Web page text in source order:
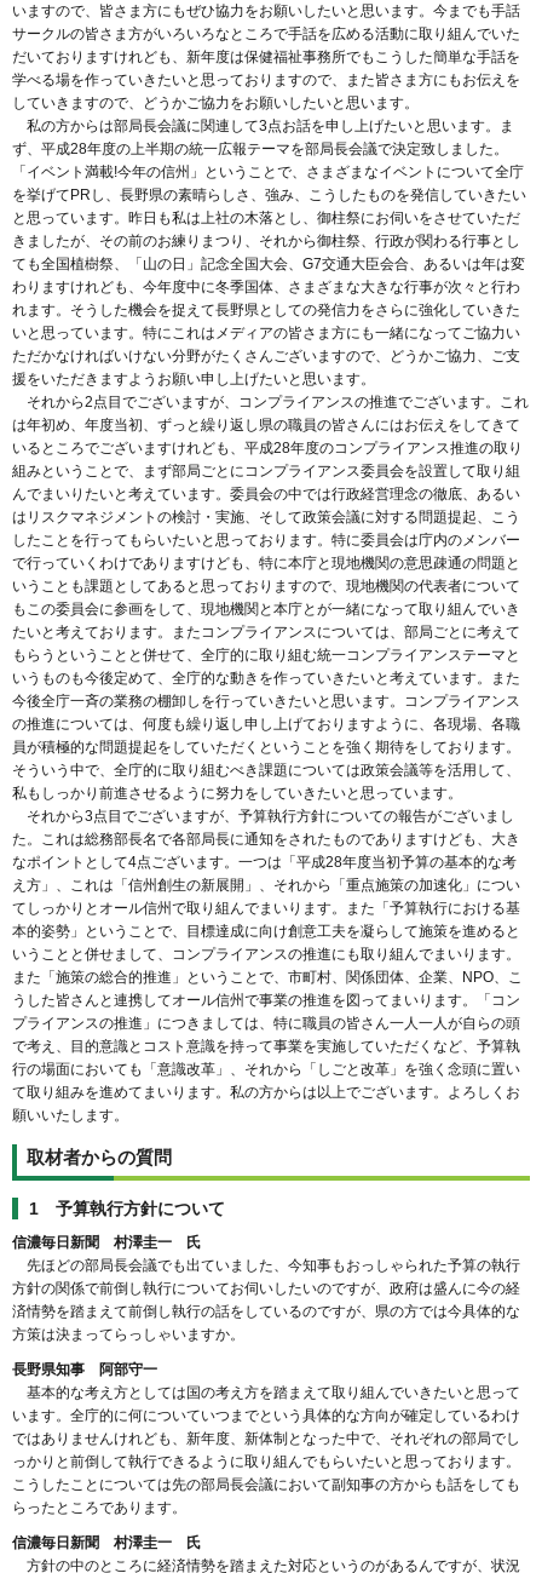
いますので、皆さま方にもぜひ協力をお願いしたいと思います。今までも手話
サークルの皆さま方がいろいろなところで手話を広める活動に取り組んでいた
だいておりますけれども、新年度は保健福祉事務所でもこうした簡単な手話を
学べる場を作っていきたいと思っておりますので、また皆さま方にもお伝えを
していきますので、どうかご協力をお願いしたいと思います。
私の方からは部局長会議に関連して3点お話を申し上げたいと思います。ま
ず、平成28年度の上半期の統一広報テーマを部局長会議で決定致しました。
「イベント満載!今年の信州」ということで、さまざまなイベントについて全庁
を挙げてPRし、長野県の素晴らしさ、強み、こうしたものを発信していきたい
と思っています。昨日も私は上社の木落とし、御柱祭にお伺いをさせていただ
きましたが、その前のお練りまつり、それから御柱祭、行政が関わる行事とし
ても全国植樹祭、「山の日」記念全国大会、G7交通大臣会合、あるいは年は変
わりますけれども、今年度中に冬季国体、さまざまな大きな行事が次々と行わ
れます。そうした機会を捉えて長野県としての発信力をさらに強化していきた
いと思っています。特にこれはメディアの皆さま方にも一緒になってご協力い
ただかなければいけない分野がたくさんございますので、どうかご協力、ご支
援をいただきますようお願い申し上げたいと思います。
それから2点目でございますが、コンプライアンスの推進でございます。これ
は年初め、年度当初、ずっと繰り返し県の職員の皆さんにはお伝えをしてきて
いるところでございますけれども、平成28年度のコンプライアンス推進の取り
組みということで、まず部局ごとにコンプライアンス委員会を設置して取り組
んでまいりたいと考えています。委員会の中では行政経営理念の徹底、あるい
はリスクマネジメントの検討・実施、そして政策会議に対する問題提起、こう
したことを行ってもらいたいと思っております。特に委員会は庁内のメンバー
で行っていくわけでありますけども、特に本庁と現地機関の意思疎通の問題と
いうことも課題としてあると思っておりますので、現地機関の代表者について
もこの委員会に参画をして、現地機関と本庁とが一緒になって取り組んでいき
たいと考えております。またコンプライアンスについては、部局ごとに考えて
もらうということと併せて、全庁的に取り組む統一コンプライアンステーマと
いうものも今後定めて、全庁的な動きを作っていきたいと考えています。また
今後全庁一斉の業務の棚卸しを行っていきたいと思います。コンプライアンス
の推進については、何度も繰り返し申し上げておりますように、各現場、各職
員が積極的な問題提起をしていただくということを強く期待をしております。
そういう中で、全庁的に取り組むべき課題については政策会議等を活用して、
私もしっかり前進させるように努力をしていきたいと思っています。
それから3点目でございますが、予算執行方針についての報告がございまし
た。これは総務部長名で各部局長に通知をされたものでありますけども、大き
なポイントとして4点ございます。一つは「平成28年度当初予算の基本的な考
え方」、これは「信州創生の新展開」、それから「重点施策の加速化」につい
てしっかりとオール信州で取り組んでまいります。また「予算執行における基
本的姿勢」ということで、目標達成に向け創意工夫を凝らして施策を進めると
いうことと併せまして、コンプライアンスの推進にも取り組んでまいります。
また「施策の総合的推進」ということで、市町村、関係団体、企業、NPO、こ
うした皆さんと連携してオール信州で事業の推進を図ってまいります。「コン
プライアンスの推進」につきましては、特に職員の皆さん一人一人が自らの頭
で考え、目的意識とコスト意識を持って事業を実施していただくなど、予算執
行の場面においても「意識改革」、それから「しごと改革」を強く念頭に置い
て取り組みを進めてまいります。私の方からは以上でございます。よろしくお
願いいたします。
取材者からの質問
1 予算執行方針について
信濃毎日新聞 村澤圭一 氏
先ほどの部局長会議でも出ていました、今知事もおっしゃられた予算の執行
方針の関係で前倒し執行についてお伺いしたいのですが、政府は盛んに今の経
済情勢を踏まえて前倒し執行の話をしているのですが、県の方では今具体的な
方策は決まってらっしゃいますか。
長野県知事 阿部守一
基本的な考え方としては国の考え方を踏まえて取り組んでいきたいと思って
います。全庁的に何についていつまでという具体的な方向が確定しているわけ
ではありませんけれども、新年度、新体制となった中で、それぞれの部局でし
っかりと前倒して執行できるように取り組んでもらいたいと思っております。
こうしたことについては先の部局長会議において副知事の方からも話をしても
らったところであります。
信濃毎日新聞 村澤圭一 氏
方針の中のところに経済情勢を踏まえた対応というのがあるんですが、状況